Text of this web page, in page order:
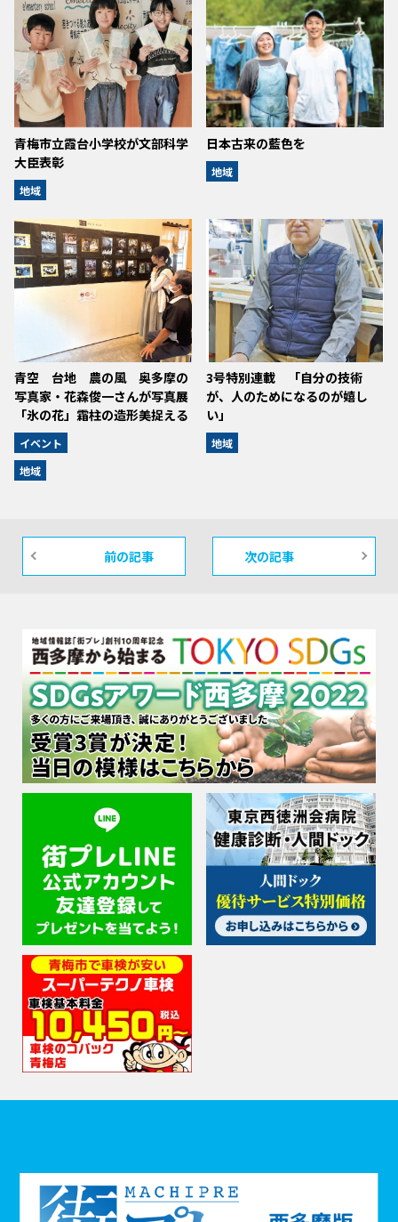
青梅市立霞台小学校が文部科学
大臣表彰
地域
日本古来の藍色を
地域
青空 台地 農の風 奥多摩の
写真家・花森俊一さんが写真展
「氷の花」霜柱の造形美捉える
イベント
地域
3号特別連載 「自分の技術
が、人のためになるのが嬉し
い」
地域
前の記事 次の記事